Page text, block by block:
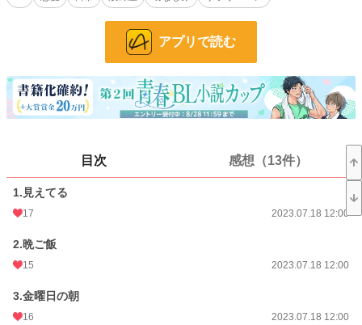
BL 1,080 位 / 1,080 件
0 pt
話数
更新日時
初回公開日時
週間ポイント
月間ポイント 49 pt (644 位)
アプリで読む
目次 感想（13件）
1.見えてる
17 2023.07.18 12:00
2.晩ご飯
15 2023.07.18 12:00
3.金曜日の朝
16 2023.07.18 12:00